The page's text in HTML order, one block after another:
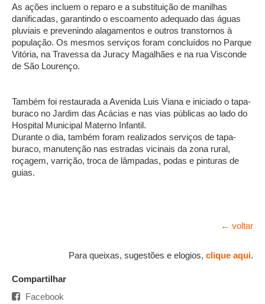
As ações incluem o reparo e a substituição de manilhas
danificadas, garantindo o escoamento adequado das águas
pluviais e prevenindo alagamentos e outros transtornos à
população. Os mesmos serviços foram concluídos no Parque
Vitória, na Travessa da Juracy Magalhães e na rua Visconde
de São Lourenço.
Também foi restaurada a Avenida Luis Viana e iniciado o tapa-
buraco no Jardim das Acácias e nas vias públicas ao lado do
Hospital Municipal Materno Infantil.
Durante o dia, também foram realizados serviços de tapa-
buraco, manutenção nas estradas vicinais da zona rural,
roçagem, varrição, troca de lâmpadas, podas e pinturas de
guias.
← voltar
Para queixas, sugestões e elogios, clique aqui.
Compartilhar
Facebook